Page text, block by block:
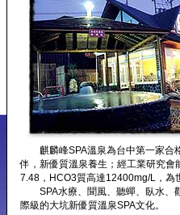
麒麟峰SPA溫泉為台中第一家合
伴，新優質溫泉養生；經工業研究
7.48，HCO3質高達12400mg/L，為
SPA水療、聞風、聽蟬、臥水、
際級的大坑新優質溫泉SPA文化。